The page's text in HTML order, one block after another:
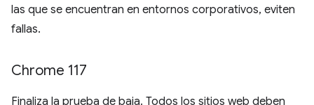
las que se encuentran en entornos corporativos, eviten
fallas.
Chrome 117
Finaliza la prueba de baja. Todos los sitios web deben